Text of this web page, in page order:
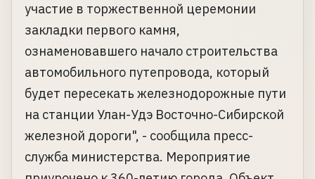
участие в торжественной церемонии
закладки первого камня,
ознаменовавшего начало строительства
автомобильного путепровода, который
будет пересекать железнодорожные пути
на станции Улан-Удэ Восточно-Сибирской
железной дороги", - сообщила пресс-
служба министерства. Мероприятие